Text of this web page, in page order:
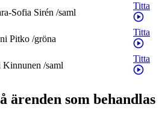
Sofia Sirén /saml
Titta
Pitko /gröna
Titta
Kinnunen /saml
Titta
ärenden som behandlas